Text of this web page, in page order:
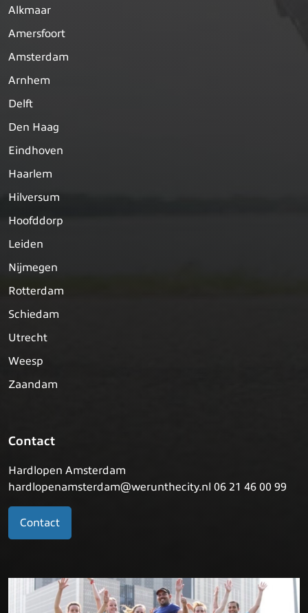
Alkmaar
Amersfoort
Amsterdam
Arnhem
Delft
Den Haag
Eindhoven
Haarlem
Hilversum
Hoofddorp
Leiden
Nijmegen
Rotterdam
Schiedam
Utrecht
Weesp
Zaandam
Contact
Hardlopen Amsterdam
hardlopenamsterdam@werunthecity.nl 06 21 46 00 99
Contact